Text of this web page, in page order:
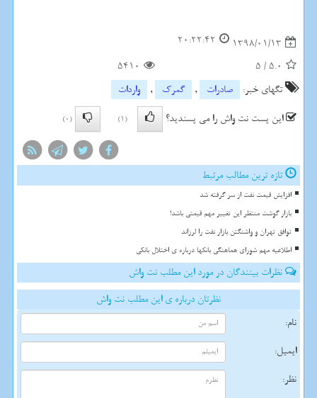
1398/01/13
20:22:42
5.0
/
5
5410
تگهای خبر:
صادرات , گمرك ,
واردات
این پست نت واش را می پسندید؟
(1)
(0)
تازه ترین مطالب مرتبط
افزایش قیمت نفت از سر گرفته شد
بازار گوشت منتظر این تغییر مهم قیمتی باشد!
توافق تهران و واشنگتن بازار نفت را لرزاند
اطلاعیه مهم شورای هماهنگی بانکها درباره ی اختلال بانکی
نظرات بینندگان در مورد این مطلب نت واش
نظرتان درباره ی این مطلب نت واش
نام:
ایمیل:
نظر: